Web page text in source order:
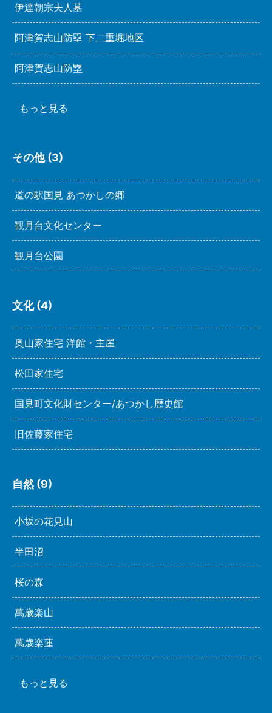
伊達朝宗夫人墓
阿津賀志山防塁 下二重堀地区
阿津賀志山防塁
もっと見る
その他 (3)
道の駅国見 あつかしの郷
観月台文化センター
観月台公園
文化 (4)
奥山家住宅 洋館・主屋
松田家住宅
国見町文化財センター/あつかし歴史館
旧佐藤家住宅
自然 (9)
小坂の花見山
半田沼
桜の森
萬歳楽山
萬歳楽蓮
もっと見る